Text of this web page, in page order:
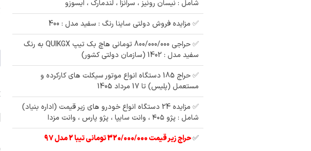
شامل : نیسان رونیز ، سرانزا ، لندمارک ، ایسوزو
✅ مزایده فروش دولتی ساینا رنگ : سفید مدل : 400
✅ حراجی 800/000/000 تومانی ھاچ بک تیپ QUIKGX به رنگ
سفید مدل : 1402 (سازمان دولتی کشور)
✅ حراج 185 دستگاه انواع موتور سیکلت های کارکرده و
مستعمل (پلیس) تا 17 مرداد 1405
✅ مزایده 24 دستگاه انواع خودرو های زیر قیمت (اداره بنیاد)
شامل : پژو ۴۰۵ ، وانت سایپا ، پژو پارس ، وانت مزدا
✅حراج زیر قیمت 320/000/000 تومانی تیبا 2 مدل 97